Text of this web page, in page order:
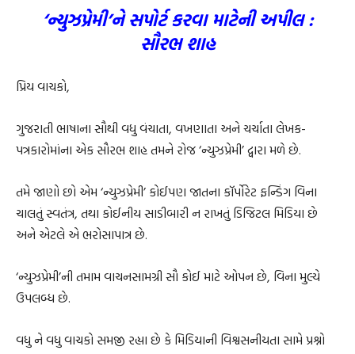
‘ન્યુઝપ્રેમી’ને સપોર્ટ કરવા માટેની અપીલ :
સૌરભ શાહ
પ્રિય વાચકો,
ગુજરાતી ભાષાના સૌથી વધુ વંચાતા, વખણાતા અને ચર્ચાતા લેખક-
પત્રકારોમાંના એક સૌરભ શાહ તમને રોજ ‘ન્યુઝપ્રેમી’ દ્વારા મળે છે.
તમે જાણો છો એમ ‘ન્યુઝપ્રેમી’ કોઈપણ જાતના કૉર્પોરેટ ફન્ડિંગ વિના
ચાલતું સ્વતંત્ર, તથા કોઈનીય સાડીબારી ન રાખતું ડિજિટલ મિડિયા છે
અને એટલે એ ભરોસાપાત્ર છે.
‘ન્યુઝપ્રેમી’ની તમામ વાચનસામગ્રી સૌ કોઈ માટે ઓપન છે, વિના મુલ્યે
ઉપલબ્ધ છે.
વધુ ને વધુ વાચકો સમજી રહ્યા છે કે મિડિયાની વિશ્વસનીયતા સામે પ્રશ્નો